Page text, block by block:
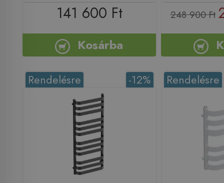
141 600 Ft
Kosárba
248 900 Ft
-12%
Rendelésre Rendelésre